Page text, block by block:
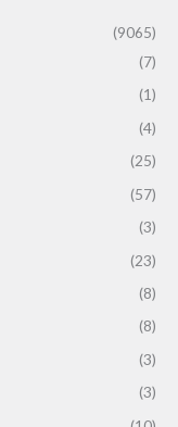
(9065)
(7)
(1)
(4)
(25)
(57)
(3)
(23)
(8)
(8)
(3)
(3)